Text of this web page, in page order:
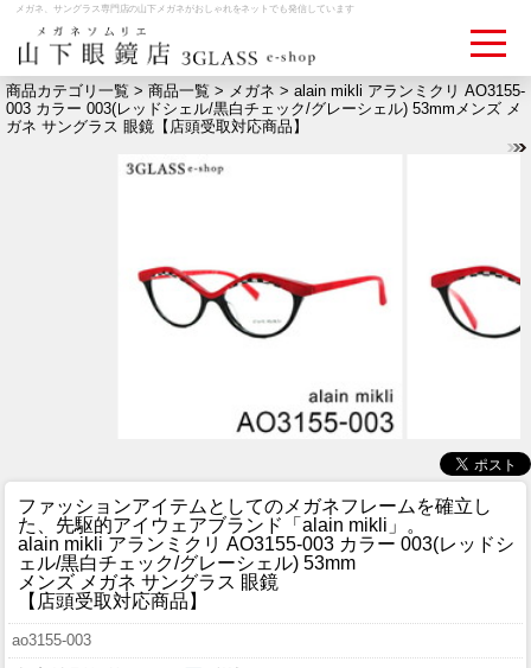
メガネ、サングラス専門店の山下メガネがおしゃれをネットでも発信しています
ログイン
メディア情報
ITEM
ブログ
BLOG
会社概要
COMPANY
商品カテゴリ一覧 > 商品一覧 > メガネ > alain mikli アランミクリ AO3155-
003 カラー 003(レッドシェル/黒白チェック/グレーシェル) 53mmメンズ メ
ガネ サングラス 眼鏡【店頭受取対応商品】
ファッションアイテムとしてのメガネフレームを確立し
た、先駆的アイウェアブランド「alain mikli」。
alain mikli アランミクリ AO3155-003 カラー 003(レッドシ
ェル/黒白チェック/グレーシェル) 53mm
メンズ メガネ サングラス 眼鏡
【店頭受取対応商品】
ao3155-003